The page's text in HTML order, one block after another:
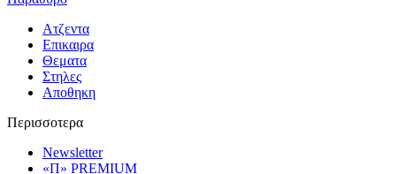
Ατζεντα
Επικαιρα
Θεματα
Στηλες
Αποθηκη
Περισσοτερα
Newsletter
«Π» PREMIUM